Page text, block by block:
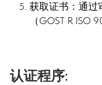
获取证书：通过
（GOST R ISO
认证程序: